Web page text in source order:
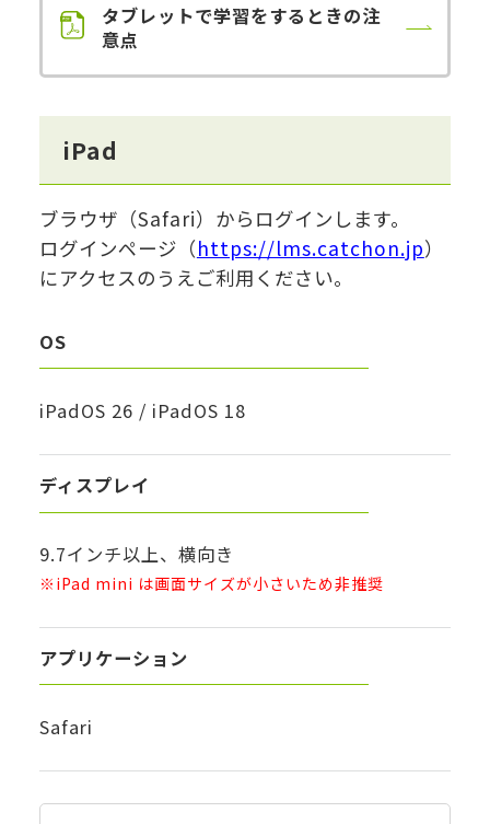
タブレットで学習をするときの注
意点
iPad
ブラウザ（Safari）からログインします。
ログインページ（https://lms.catchon.jp）
にアクセスのうえご利用ください。
OS
iPadOS 26 / iPadOS 18
ディスプレイ
9.7インチ以上、横向き
※iPad mini は画面サイズが小さいため非推奨
アプリケーション
Safari